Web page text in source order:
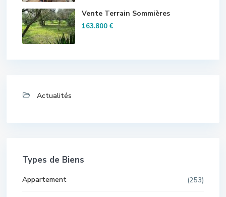
Vente Terrain Sommières
163.800 €
Actualités
Types de Biens
Appartement (253)